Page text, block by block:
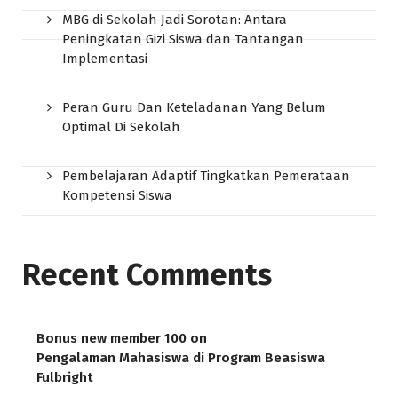
MBG di Sekolah Jadi Sorotan: Antara
Peningkatan Gizi Siswa dan Tantangan
Implementasi
Peran Guru Dan Keteladanan Yang Belum
Optimal Di Sekolah
Pembelajaran Adaptif Tingkatkan Pemerataan
Kompetensi Siswa
Recent Comments
Bonus new member 100 on
Pengalaman Mahasiswa di Program Beasiswa
Fulbright